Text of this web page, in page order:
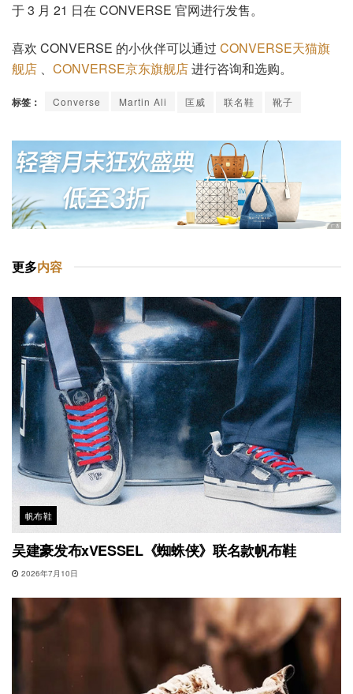
于 3 月 21 日在 CONVERSE 官网进行发售。
喜欢 CONVERSE 的小伙伴可以通过 CONVERSE天猫旗
舰店 、 CONVERSE京东旗舰店进行咨询和选购。
标签： Converse Martin Ali 匡威 联名鞋 靴子
更多内容
帆布鞋
吴建豪发布xVESSEL《蜘蛛侠》联名款帆布鞋
2026年7月10日